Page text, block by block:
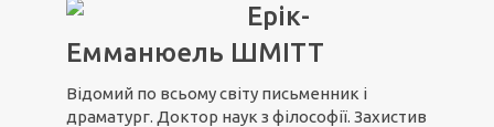
Ерік-
Емманюель ШМІТТ
Відомий по всьому світу письменник і
драматург. Доктор наук з філософії. Захистив